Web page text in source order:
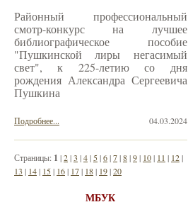
Районный профессиональный
смотр-конкурс на лучшее
библиографическое пособие
"Пушкинской лиры негасимый
свет", к 225-летию со дня
рождения Александра Сергеевича
Пушкина
04.03.2024
Подробнее...
Страницы: 1 |2|3 |4| 5|6|7|8|9| 10| 11 | 12|
13 | 14| 15| 16| 17| 18| 19|20
МБУК